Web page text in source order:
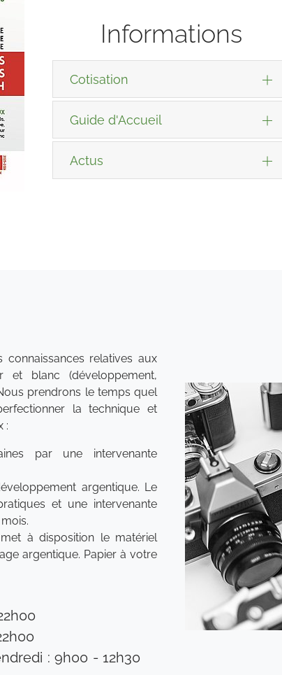
Informations
Cotisation
Guide d'Accueil
Actus
relatives aux
et blanc (développement,
prendrons le temps quel
la technique et
:
par une intervenante
argentique. Le
et une intervenante
à disposition le matériel
argentique. Papier à votre
: 9h00 - 12h30